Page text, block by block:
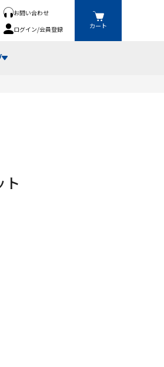
お問い合わせ
ログイン/会員登録 カート
ト